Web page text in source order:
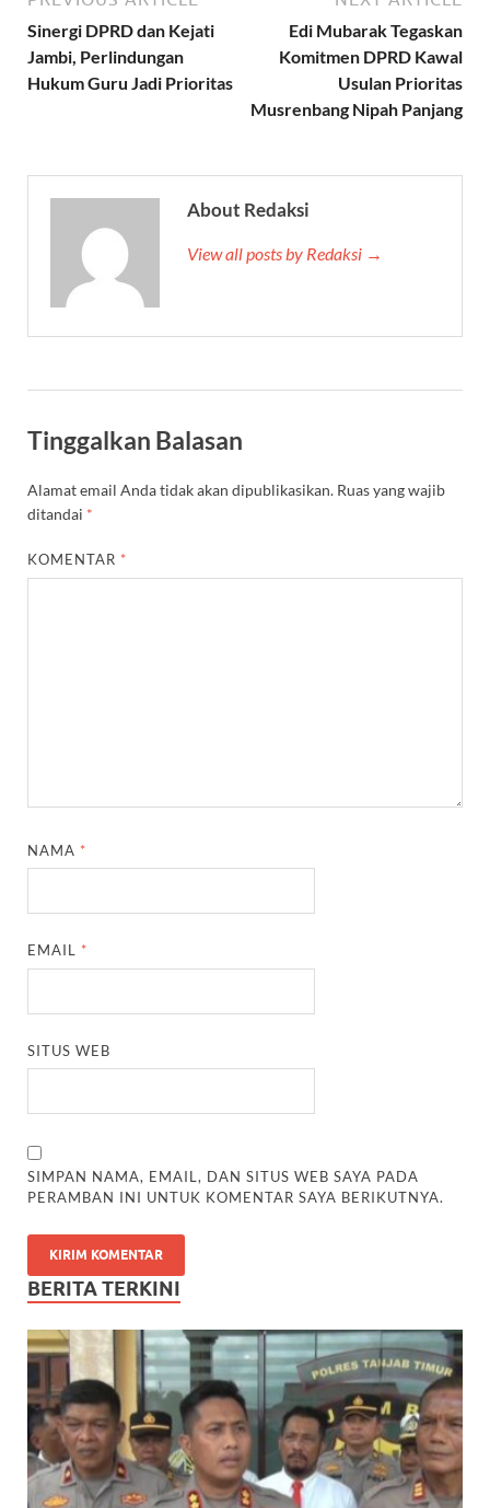
Sinergi DPRD dan Kejati
Jambi, Perlindungan
Hukum Guru Jadi Prioritas
Edi Mubarak Tegaskan
Komitmen DPRD Kawal
Usulan Prioritas
Musrenbang Nipah Panjang
About Redaksi
View all posts by Redaksi →
Tinggalkan Balasan
Alamat email Anda tidak akan dipublikasikan. Ruas yang wajib
ditandai *
KOMENTAR *
NAMA *
EMAIL *
SITUS WEB
SIMPAN NAMA, EMAIL, DAN SITUS WEB SAYA PADA
PERAMBAN INI UNTUK KOMENTAR SAYA BERIKUTNYA.
BERITA TERKINI